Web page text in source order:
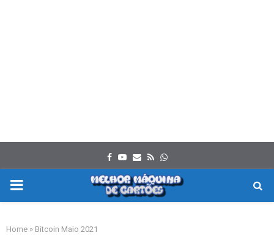
Facebook
Youtube
Email
RssWhatsapp
PRIMARY
Home » Bitcoin Maio 2021